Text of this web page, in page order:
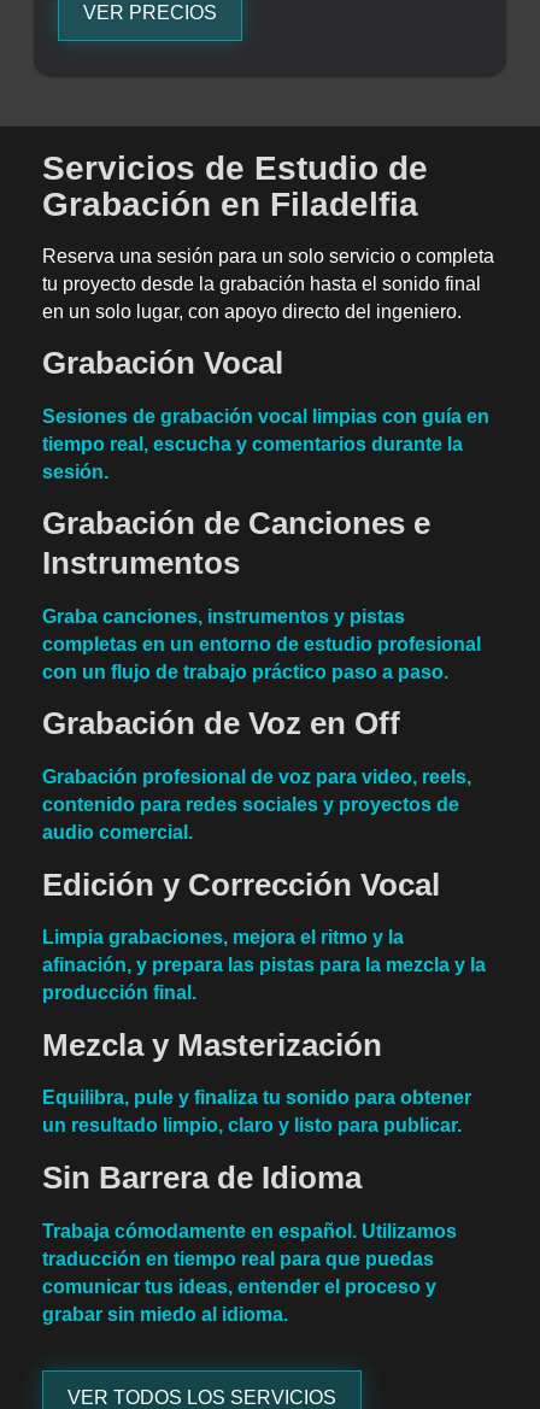
VER PRECIOS
Servicios de Estudio de
Grabación en Filadelfia
Reserva una sesión para un solo servicio o completa
tu proyecto desde la grabación hasta el sonido final
en un solo lugar, con apoyo directo del ingeniero.
Grabación Vocal
Sesiones de grabación vocal limpias con guía en
tiempo real, escucha y comentarios durante la
sesión.
Grabación de Canciones e
Instrumentos
Graba canciones, instrumentos y pistas
completas en un entorno de estudio profesional
con un flujo de trabajo práctico paso a paso.
Grabación de Voz en Off
Grabación profesional de voz para video, reels,
contenido para redes sociales y proyectos de
audio comercial.
Edición y Corrección Vocal
Limpia grabaciones, mejora el ritmo y la
afinación, y prepara las pistas para la mezcla y la
producción final.
Mezcla y Masterización
Equilibra, pule y finaliza tu sonido para obtener
un resultado limpio, claro y listo para publicar.
Sin Barrera de Idioma
Trabaja cómodamente en español. Utilizamos
traducción en tiempo real para que puedas
comunicar tus ideas, entender el proceso y
grabar sin miedo al idioma.
VER TODOS LOS SERVICIOS